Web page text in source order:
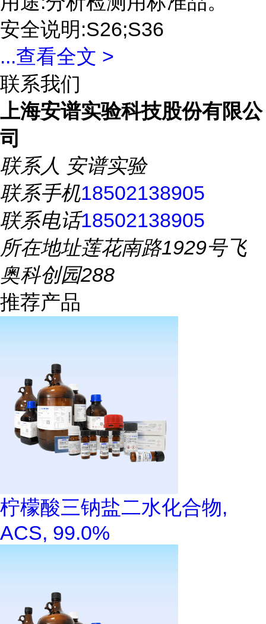
安全说明:S26;S36
...查看全文 >
联系我们
上海安谱实验科技股份有限公
司
联系人 安谱实验
联系手机18502138905
联系电话18502138905
所在地址莲花南路1929号飞
奥科创园288
推荐产品
柠檬酸三钠盐二水化合物,
ACS, 99.0%